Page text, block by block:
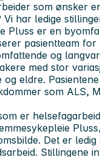
som ønsker
Vi har ledige
Pluss er en
pasientteam for
og
med stor
og eldre.
som ALS,
er
Det er
Stillingene